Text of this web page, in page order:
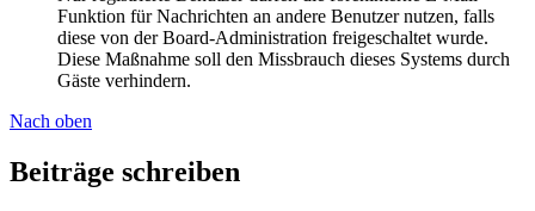
Funktion für Nachrichten an andere Benutzer nutzen, falls
diese von der Board-Administration freigeschaltet wurde.
Diese Maßnahme soll den Missbrauch dieses Systems durch
Gäste verhindern.
Nach oben
Beiträge schreiben